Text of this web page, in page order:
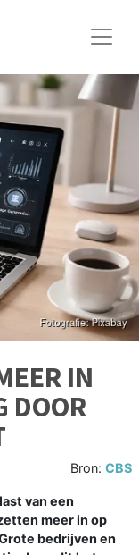
IN
DOOR
Bron: CBS
van een
meer in op
bedrijven en